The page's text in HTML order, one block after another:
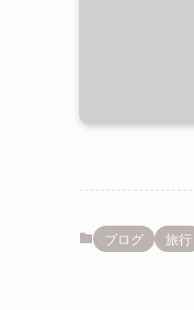
ブログ 旅行